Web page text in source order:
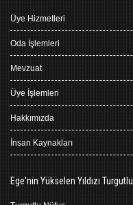
Üye Hizmetleri
Oda İşlemleri
Mevzuat
Üye İşlemleri
Hakkımızda
İnsan Kaynakları
Ege'nin Yükselen Yıldızı Turgutlu